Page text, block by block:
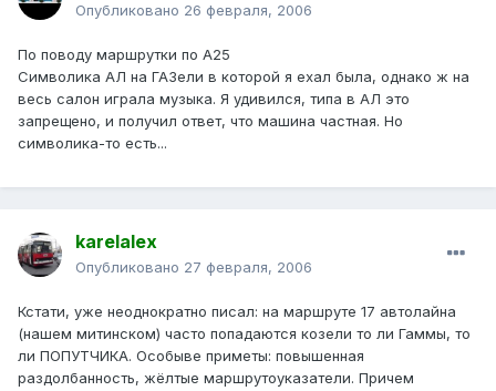
Опубликовано 26 февраля, 2006
По поводу маршрутки по А25
Символика АЛ на ГАЗели в которой я ехал была, однако ж на
весь салон играла музыка. Я удивился, типа в АЛ это
запрещено, и получил ответ, что машина частная. Но
символика-то есть...
karelalex
Опубликовано 27 февраля, 2006
Кстати, уже неоднократно писал: на маршруте 17 автолайна
(нашем митинском) часто попадаются козели то ли Гаммы, то
ли ПОПУТЧИКА. Особыве приметы: повышенная
раздолбанность, жёлтые маршрутоуказатели. Причем